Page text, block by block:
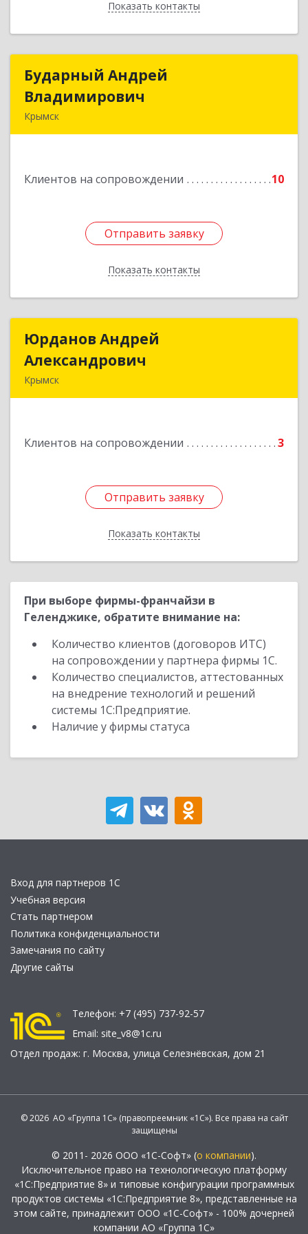
Показать контакты
Назад
Бударный Андрей
Владимирович
Крымск
Клиентов на сопровождении 10
Отправить заявку
Показать контакты
Бударный Андрей
Подробнее
Отправить заявку
Назад
Юрданов Андрей
Александрович
Крымск
Клиентов на сопровождении 3
Отправить заявку
Показать контакты
Юрданов Андрей
Подробнее
Отправить заявку
Назад
При выборе фирмы-франчайзи в
Геленджике, обратите внимание на:
Количество клиентов (договоров ИТС)
на сопровождении у партнера фирмы 1С.
Количество специалистов, аттестованных
на внедрение технологий и решений
системы 1С:Предприятие.
Наличие у фирмы статуса
Вход для партнеров 1С
Учебная версия
Стать партнером
Политика конфиденциальности
Замечания по сайту
Другие сайты
Телефон: +7 (495) 737-92-57
Email: site_v8@1c.ru
Отдел продаж: г. Москва, улица Селезнёвская, дом 21
© 2026 АО «Группа 1С» (правопреемник «1С»). Все права на сайт
защищены
© 2011- 2026 ООО «1С-Софт» (о компании).
Исключительное право на технологическую платформу
«1С:Предприятие 8» и типовые конфигурации программных
продуктов системы «1С:Предприятие 8», представленные на
этом сайте, принадлежит ООО «1С-Софт» - 100% дочерней
компании АО «Группа 1С»